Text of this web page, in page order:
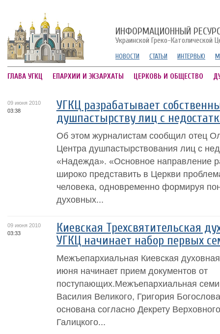
ИНФОРМАЦИОННЫЙ
Украинской Греко-Католической
НОВОСТИ СТАТЬИ ИНТЕРВЬЮ
ГЛАВА УГКЦ ЕПАРХИИ И ЭКЗАРХАТЫ ЦЕРКОВЬ И ОБЩЕСТВО
09 июня 2010
03:38
УГКЦ разрабатывает
душпастырству лиц с
Об этом журналистам сообщил отец
Центра душпастырствования лиц с
«Надежда». «Основное направление
широко представить в Церкви
человека, одновременно формируя
духовных...
09 июня 2010
03:33
Киевская Трехсвятительская
УГКЦ начинает набор первых
Межъепархиальная Киевская
июня начинает прием документов от
поступающих.Межъепархиальная
Василия Великого, Григория
основана согласно Декрету
Галицкого...